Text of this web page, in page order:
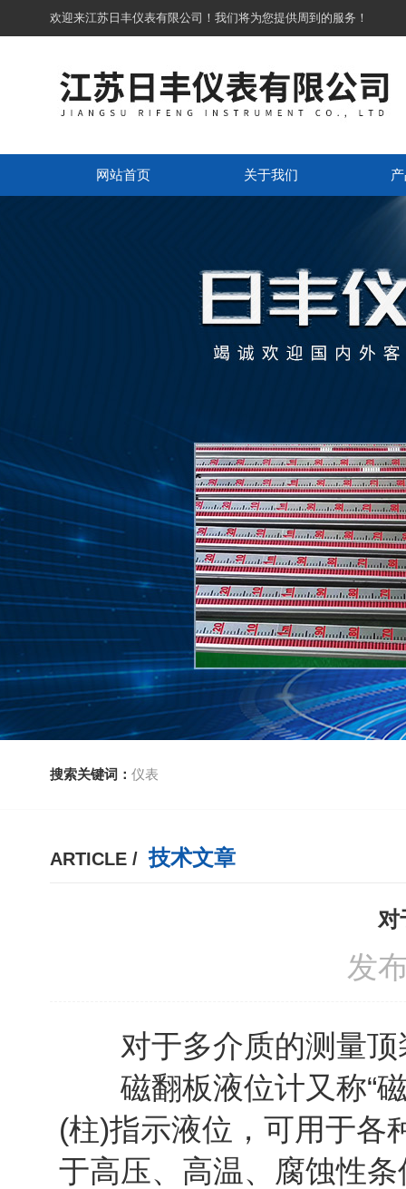
欢迎来江苏日丰仪表有限公司！我们将为您提供周到的服务！
网站首页 关于我们
搜索关键词： 仪表
ARTICLE / 技术文章
对
发
对于多介质的测量顶
磁翻板液位计又称“磁
(柱)指示液位，可用于各
于高压、高温、腐蚀性